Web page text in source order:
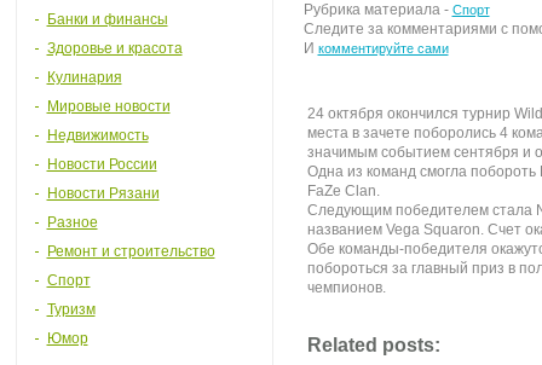
Банки и финансы
Здоровье и красота
Кулинария
Мировые новости
Недвижимость
Новости России
Новости Рязани
Разное
Ремонт и строительство
Спорт
Туризм
Юмор
Рубрика материала - Спорт
Следите за комментариями с
И комментируйте сами
24 октября окончился турнир
места в зачете поборолись 4
значимым событием сентября и
Одна из команд смогла побороть
FaZe Clan.
Следующим победителем стала
названием Vega Squaron. Счет
Обе команды-победителя
побороться за главный приз в
чемпионов.
Related posts: